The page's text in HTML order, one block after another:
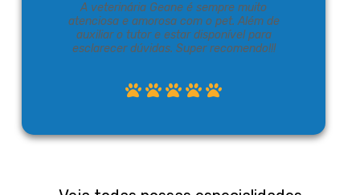
A veterinária Geane é sempre muito
atenciosa e amorosa com o pet. Além de
auxiliar o tutor e estar disponível para
esclarecer dúvidas. Super recomendo!!!